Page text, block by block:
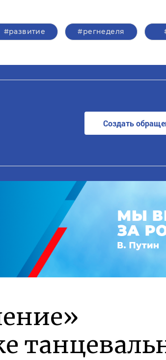
#развитие #регнеделя
Создать